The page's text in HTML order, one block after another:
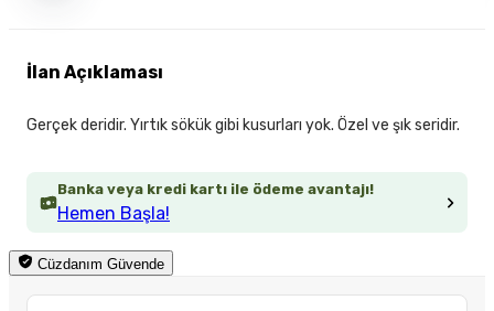
Banka veya kredi kartı ile ödeme avantajı!
Hemen Başla!
Cüzdanım Güvende
İlan Açıklaması
Gerçek deridir. Yırtık sökük gibi kusurları yok. Özel ve şık seridir.